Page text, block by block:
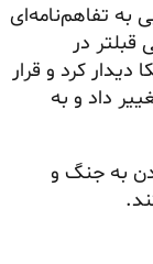
به تفاهم‌نامه‌ای
قبلتر در
کرد و قرار
داد و به
به جنگ و